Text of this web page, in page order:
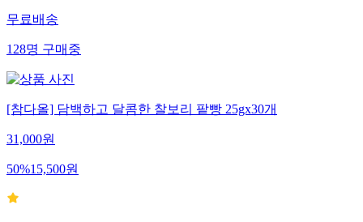
무료배송
128명구매중
[참다올] 담백하고 달콤한 찰보리 팥빵 25gx30개
31,000원
50%15,500원